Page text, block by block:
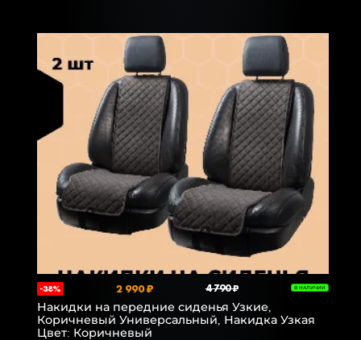
-38% 2 990 ₽ 4 790 ₽ В НАЛИЧИИ
Накидки на передние сиденья Узкие,
Коричневый Универсальный, Накидка Узкая
Цвет: Коричневый